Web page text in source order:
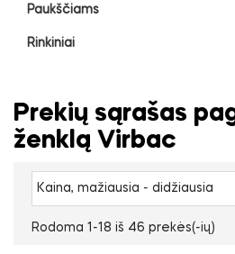
Paukščiams
Rinkiniai
Prekių sąrašas
ženklą Virbac
Kaina, mažiausia - didžiausia
Rodoma 1-18 iš 46 prekės(-ių)